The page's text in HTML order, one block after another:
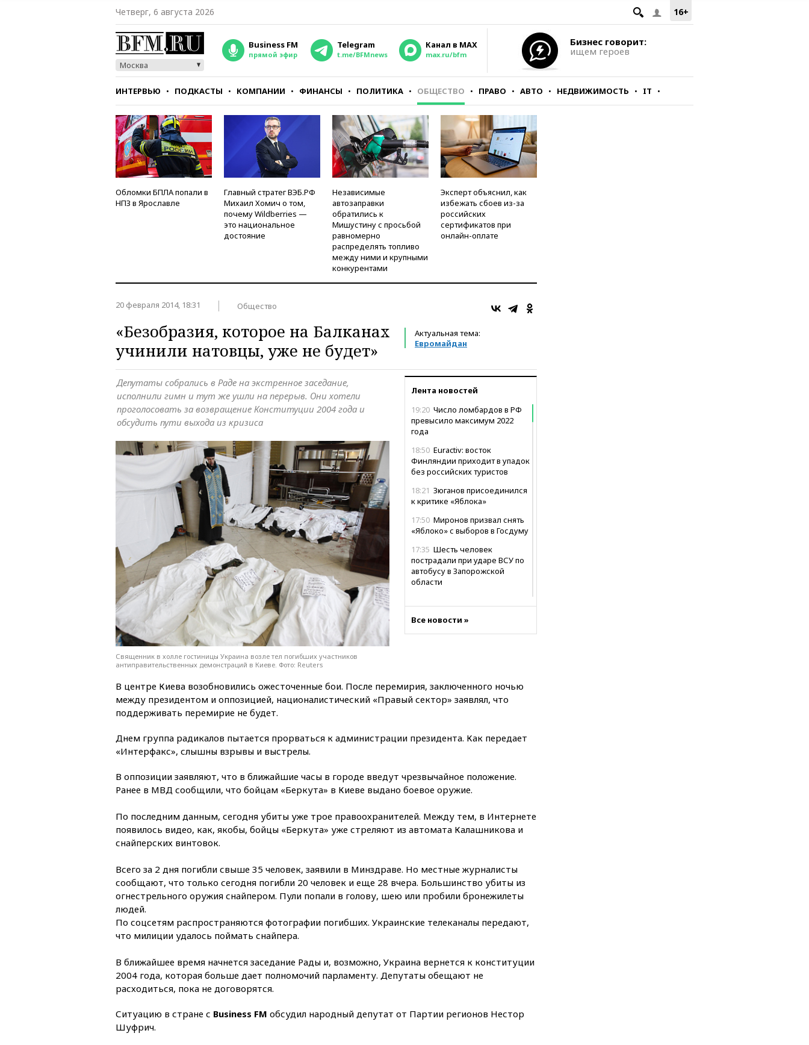
16+
Четверг, 6 августа 2026
Москва
Business FM
прямой эфир
Telegram
t.me/BFMnews
Канал в MAX
max.ru/bfm
Бизнес говорит:
ищем героев
ИНТЕРВЬЮ ПОДКАСТЫ КОМПАНИИ ФИНАНСЫ ПОЛИТИКА ОБЩЕСТВО ПРАВО АВТО НЕДВИЖИМОСТЬ IT
СТИЛЬ ТЕСТЫ
Обломки БПЛА попали в
НПЗ в Ярославле
Главный стратег ВЭБ.РФ
Михаил Хомич о том,
почему Wildberries —
это национальное
достояние
Независимые
автозаправки
обратились к
Мишустину с просьбой
равномерно
распределять топливо
между ними и крупными
конкурентами
Эксперт объяснил, как
избежать сбоев из-за
российских
сертификатов при
онлайн-оплате
20 февраля 2014, 18:31 Общество
Актуальная тема:
Евромайдан
«Безобразия, которое на Балканах
учинили натовцы, уже не будет»
Лента новостей
19:20 Число ломбардов в РФ
превысило максимум 2022
года
18:50 Euractiv: восток
Финляндии приходит в упадок
без российских туристов
18:21 Зюганов присоединился
к критике «Яблока»
17:50 Миронов призвал снять
«Яблоко» с выборов в Госдуму
17:35 Шесть человек
пострадали при ударе ВСУ по
автобусу в Запорожской
области
ограничения
Books запросили четыре года
условно
6,8 млрд рублей
16:16 The Guardian: ученые
гипоаллергенных собак
15:45 Спутник «Электро-Л» №
при атаках дронов ВСУ в
Брянской области
15:15В половине штатов США
сальмонеллеза
размере €800 млрд
14:49Пентагон озаботился
14:40
В Германии задержан
Все новости »
Депутаты собрались в Раде на экстренное заседание,
исполнили гимн и тут же ушли на перерыв. Они хотели
проголосовать за возвращение Конституции 2004 года и
обсудить пути выхода из кризиса
Священник в холле гостиницы Украина возле тел погибших участников
антиправительственных демонстраций в Киеве. Фото: Reuters
В центре Киева возобновились ожесточенные бои. После перемирия, заключенного ночью
между президентом и оппозицией, националистический «Правый сектор» заявлял, что
поддерживать перемирие не будет.
Днем группа радикалов пытается прорваться к администрации президента. Как передает
«Интерфакс», слышны взрывы и выстрелы.
В оппозиции заявляют, что в ближайшие часы в городе введут чрезвычайное положение.
Ранее в МВД сообщили, что бойцам «Беркута» в Киеве выдано боевое оружие.
По последним данным, сегодня убиты уже трое правоохранителей. Между тем, в Интернете
появилось видео, как, якобы, бойцы «Беркута» уже стреляют из автомата Калашникова и
снайперских винтовок.
Всего за 2 дня погибли свыше 35 человек, заявили в Минздраве. Но местные журналисты
сообщают, что только сегодня погибли 20 человек и еще 28 вчера. Большинство убиты из
огнестрельного оружия снайпером. Пули попали в голову, шею или пробили бронежилеты
людей.
По соцсетям распространяются фотографии погибших. Украинские телеканалы передают,
что милиции удалось поймать снайпера.
В ближайшее время начнется заседание Рады и, возможно, Украина вернется к конституции
2004 года, которая больше дает полномочий парламенту. Депутаты обещают не
расходиться, пока не договорятся.
Ситуацию в стране с Business FM обсудил народный депутат от Партии регионов Нестор
Шуфрич.